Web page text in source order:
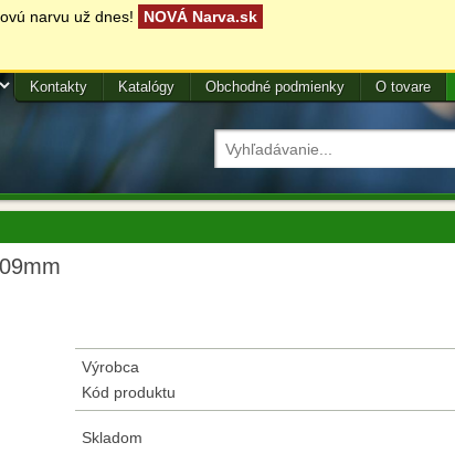
narvu už dnes!
NOVÁ Narva.sk
O tovare
Obchodné podmienky
Katalógy
Kontakty
Výrobca
Kód produktu
Skladom